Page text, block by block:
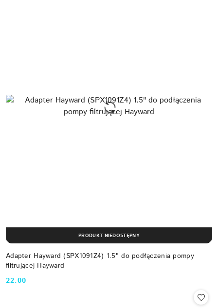
Adapter Hayward (SPX1091Z4) 1.5" do podłączenia pompy
filtrującej Hayward
Cena:
22.00
PRODUKT NIEDOSTĘPNY